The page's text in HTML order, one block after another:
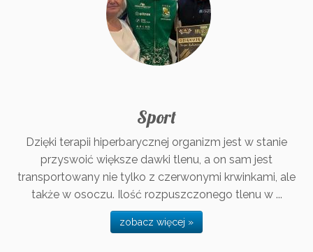
Sport
Dzięki terapii hiperbarycznej organizm jest w stanie
przyswoić większe dawki tlenu, a on sam jest
transportowany nie tylko z czerwonymi krwinkami, ale
także w osoczu. Ilość rozpuszczonego tlenu w ...
zobacz więcej »